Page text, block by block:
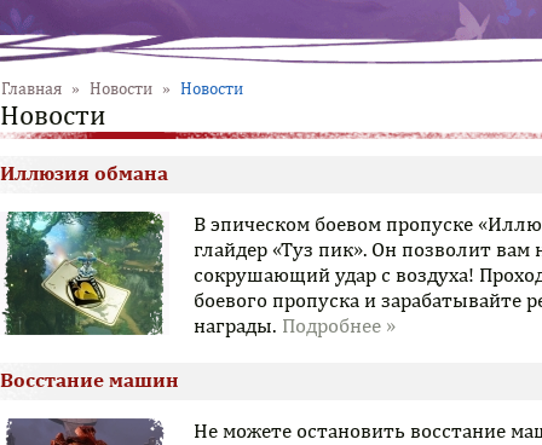
Главная » Новости » Новости
Новости
Иллюзия обмана
В эпическом боевом пропуске
глайдер «Туз пик». Он позволит
сокрушающий удар с воздуха!
боевого пропуска и зарабатывайте
награды.
Восстание машин
Не можете остановить восстание